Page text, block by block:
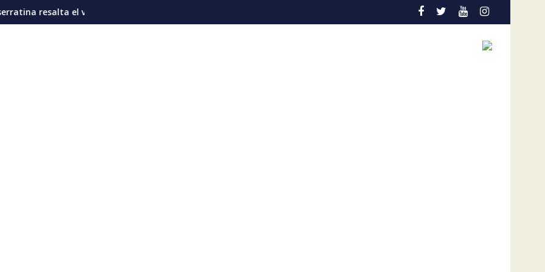
riesgo de “prolongar el poder” del Ejecutivo
la proteína en la nutrición diaria del venezolano La FVF ratifica su respaldo absoluto a Gianni